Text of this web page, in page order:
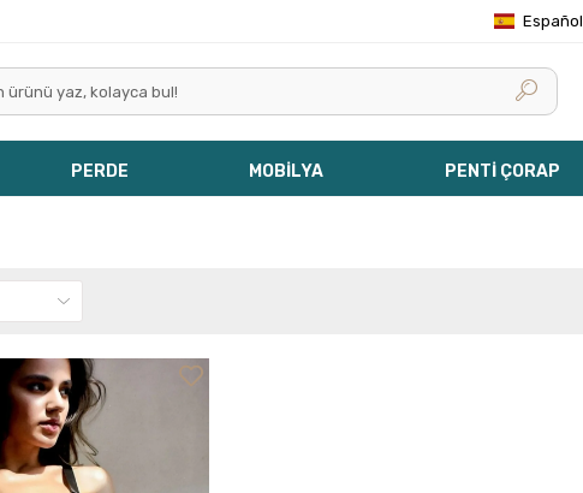
Español
PERDE MOBİLYA PENTİ ÇORAP